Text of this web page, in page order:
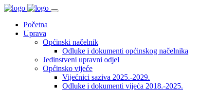
Početna
Uprava
Općinski načelnik
Odluke i dokumenti općinskog načelnika
Jedinstveni upravni odjel
Općinsko vijeće
Vijećnici saziva 2025.-2029.
Odluke i dokumenti vijeća 2018.-2025.